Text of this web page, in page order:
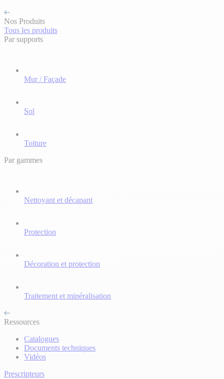
Nos Produits
Tous les produits
Par supports
Mur / Façade
Sol
Toiture
Par gammes
Nettoyant et décapant
Protection
Décoration et protection
Traitement et minéralisation
Ressources
Catalogues
Documents techniques
Vidéos
Prescripteurs